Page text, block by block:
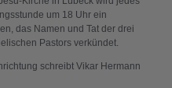
um 18 Uhr ein
das Namen und Tat der drei
Pastors verkündet.
schreibt Vikar Hermann